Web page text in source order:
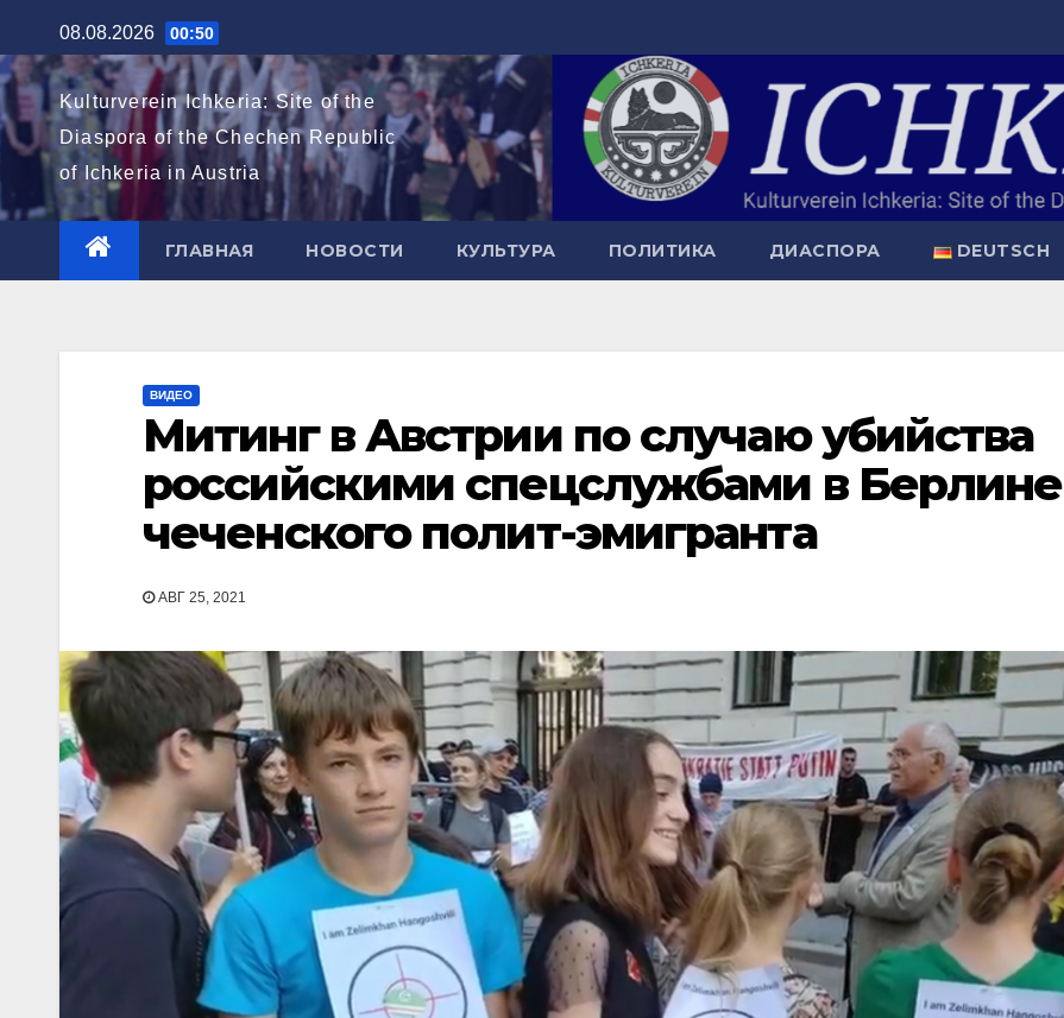
к
содержимому
08.08.2026 00:50
Kulturverein Ichkeria: Site of the
Diaspora of the Chechen Republic
of Ichkeria in Austria
ГЛАВНАЯ НОВОСТИ КУЛЬТУРА ПОЛИТИКА ДИАСПОРА DEUTSCH
ВИДЕО
Митинг в Австрии по случаю убийства
российскими спецслужбами в Берлине
чеченского полит-эмигранта
АВГ 25, 2021